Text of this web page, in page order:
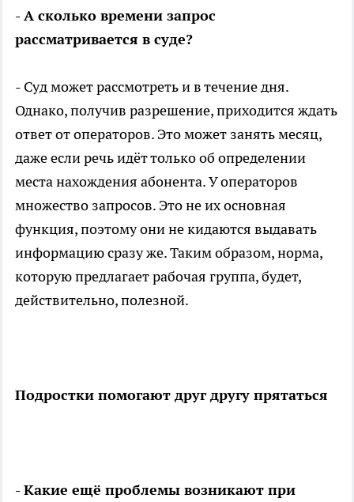
- А сколько времени запрос
рассматривается в суде?
- Суд может рассмотреть и в течение дня.
Однако, получив разрешение, приходится ждать
ответ от операторов. Это может занять месяц,
даже если речь идёт только об определении
места нахождения абонента. У операторов
множество запросов. Это не их основная
функция, поэтому они не кидаются выдавать
информацию сразу же. Таким образом, норма,
которую предлагает рабочая группа, будет,
действительно, полезной.
Подростки помогают друг другу прятаться
- Какие ещё проблемы возникают при